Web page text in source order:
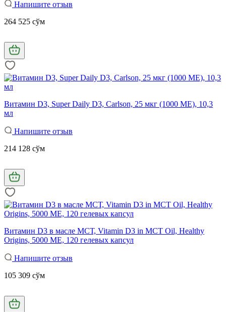
Напишите отзыв
264 525 сўм
Витамин D3, Super Daily D3, Carlson, 25 мкг (1000 МЕ), 10,3
мл
Напишите отзыв
214 128 сўм
Витамин D3 в масле МСТ, Vitamin D3 in MCT Oil, Healthy
Origins, 5000 МЕ, 120 гелевых капсул
Напишите отзыв
105 309 сўм